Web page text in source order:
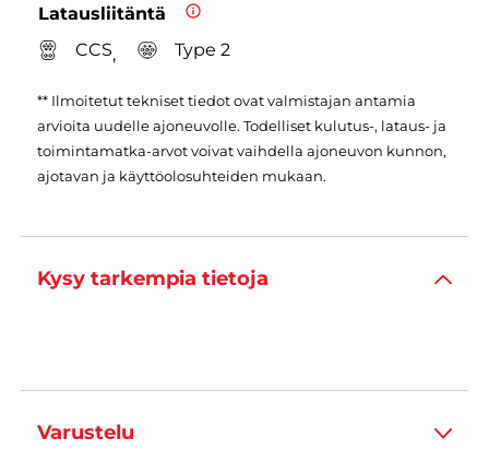
Latausliitäntä
CCS, Type 2
** Ilmoitetut tekniset tiedot ovat valmistajan antamia
arvioita uudelle ajoneuvolle. Todelliset kulutus-, lataus- ja
toimintamatka-arvot voivat vaihdella ajoneuvon kunnon,
ajotavan ja käyttöolosuhteiden mukaan.
Kysy tarkempia tietoja
Varustelu